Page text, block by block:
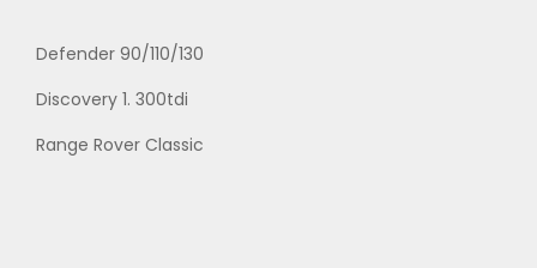
Defender 90/110/130
Discovery 1. 300tdi
Range Rover Classic